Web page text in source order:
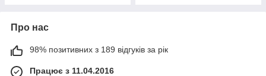
Про нас
98% позитивних з 189 відгуків за рік
Працює з 11.04.2016